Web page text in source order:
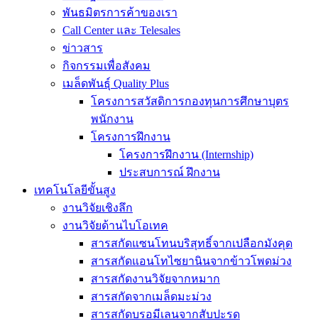
พันธมิตรการค้าของเรา
Call Center และ Telesales
ข่าวสาร
กิจกรรมเพื่อสังคม
เมล็ดพันธุ์ Quality Plus
โครงการสวัสดิการกองทุนการศึกษาบุตร
พนักงาน
โครงการฝึกงาน
โครงการฝึกงาน (Internship)
ประสบการณ์ ฝึกงาน
เทคโนโลยีขั้นสูง
งานวิจัยเชิงลึก
งานวิจัยด้านไบโอเทค
สารสกัดแซนโทนบริสุทธิ์จากเปลือกมังคุด
สารสกัดแอนโทไซยานินจากข้าวโพดม่วง
สารสกัดงานวิจัยจากหมาก
สารสกัดจากเมล็ดมะม่วง
สารสกัดบรอมีเลนจากสับปะรด